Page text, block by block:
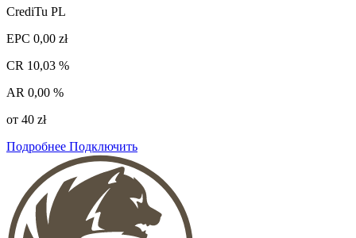
CrediTu PL
EPC 0,00 zł
CR 10,03 %
AR 0,00 %
от 40 zł
Подробнее Подключить